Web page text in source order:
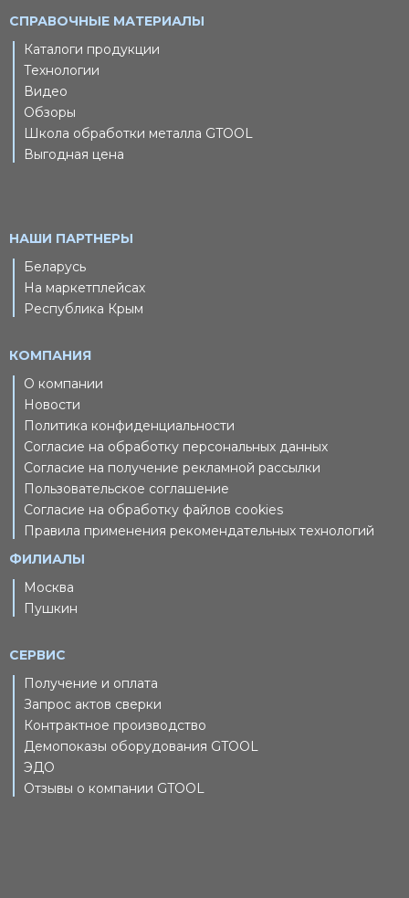
СПРАВОЧНЫЕ МАТЕРИАЛЫ
Каталоги продукции
Технологии
Видео
Обзоры
Школа обработки металла GTOOL
Выгодная цена
НАШИ ПАРТНЕРЫ
Беларусь
На маркетплейсах
Республика Крым
КОМПАНИЯ
О компании
Новости
Политика конфиденциальности
Согласие на обработку персональных данных
Согласие на получение рекламной рассылки
Пользовательское соглашение
Согласие на обработку файлов cookies
Правила применения рекомендательных технологий
ФИЛИАЛЫ
Москва
Пушкин
СЕРВИС
Получение и оплата
Запрос актов сверки
Контрактное производство
Демопоказы оборудования GTOOL
ЭДО
Отзывы о компании GTOOL